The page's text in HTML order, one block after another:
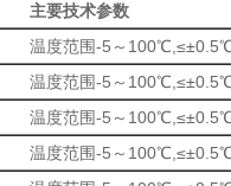
主要技术参数
温度范围-5～
温度范围-5～
温度范围-5～
温度范围-5～